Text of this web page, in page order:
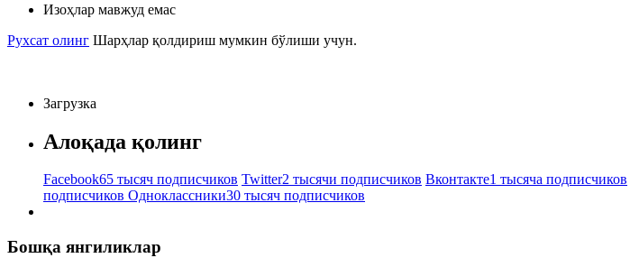
Изоҳлар мавжуд емас
Рухсат олинг Шарҳлар қолдириш мумкин бўлиши учун.
Загрузка
Алоқада қолинг
Facebook65 тысяч подписчиков Twitter2 тысячи подписчиков Вконтакте1 тысяча подписчиков
подписчиков Одноклассники30 тысяч подписчиков
Бошқа янгиликлар